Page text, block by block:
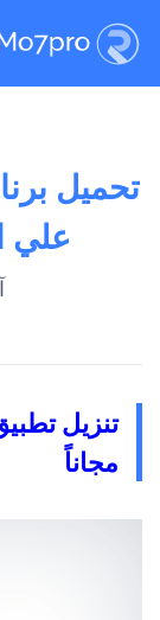
تحميل
علي
تنزيل
مجاناً